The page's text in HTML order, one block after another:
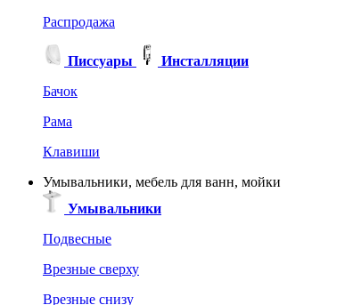
Распродажа
Писсуары
Инсталляции
Бачок
Рама
Клавиши
Умывальники, мебель для ванн, мойки
Умывальники
Подвесные
Врезные сверху
Врезные снизу